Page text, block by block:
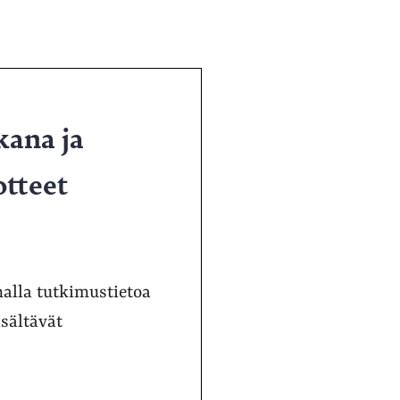
ja
tutkimustietoa